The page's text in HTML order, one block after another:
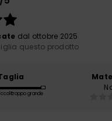
dal ottobre 2025
questo prodotto
Troppo grande